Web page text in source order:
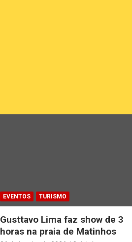
EVENTOS TURISMO
Gusttavo Lima faz show de 3
horas na praia de Matinhos